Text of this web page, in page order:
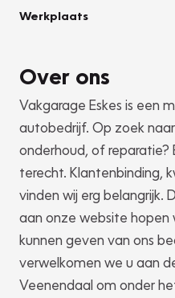
Werkplaats
Over ons
Vakgarage Eskes is een
autobedrijf. Op zoek
onderhoud, of reparatie?
terecht. Klantenbinding,
vinden wij erg belangrijk.
aan onze website hopen
kunnen geven van ons
verwelkomen we u aan
Veenendaal om onder